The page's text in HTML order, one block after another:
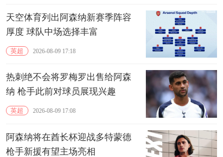
天空体育列出阿森纳新赛季阵容
厚度 球队中场选择丰富
英超 2026-08-09 17:18
热刺绝不会将罗梅罗出售给阿森
纳 枪手此前对球员展现兴趣
英超 2026-08-09 17:08
阿森纳将在酋长杯迎战多特蒙德
枪手新援有望主场亮相